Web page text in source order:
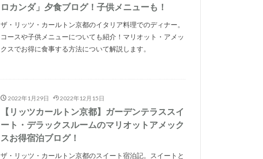
ロカンダ」夕食ブログ！子供メニューも！
ザ・リッツ・カールトン京都のイタリア料理でのディナー。
コースや子供メニューについても紹介！マリオット・アメッ
クスでお得に食事する方法について解説します。
2022年1月29日 2022年12月15日
【リッツカールトン京都】ガーデンテラススイ
ート・デラックスルームのマリオットアメック
スお得宿泊ブログ！
ザ・リッツ・カールトン京都のスイート宿泊記。スイートと